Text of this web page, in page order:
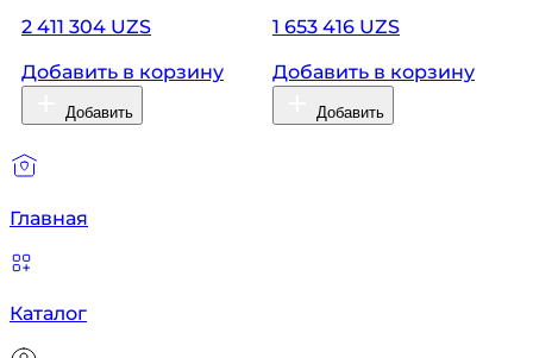
2 411 304 UZS
Добавить в корзину
Добавить
1 653 416 UZS
Добавить в корзину
Добавить
Главная
Каталог